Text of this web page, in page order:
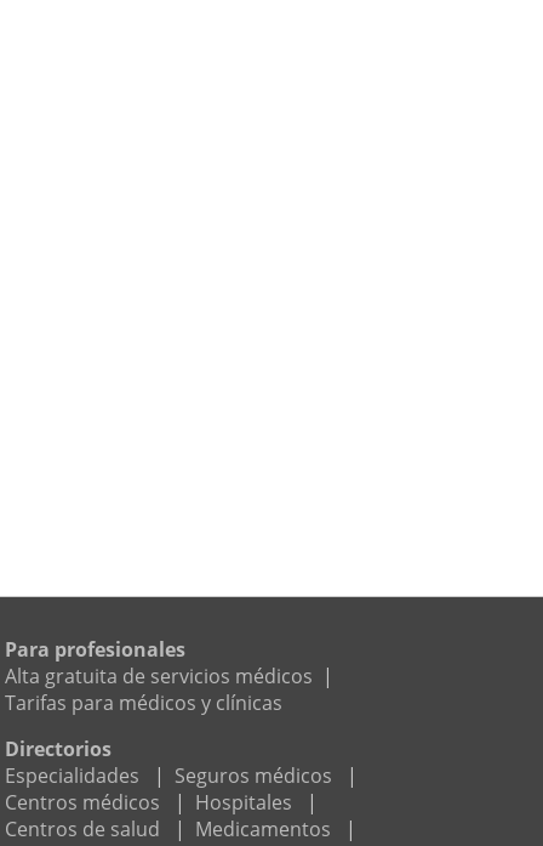
Para profesionales
Alta gratuita de servicios médicos |
Tarifas para médicos y clínicas
Directorios
Especialidades
| Seguros médicos
|
Centros médicos
| Hospitales
|
Centros de salud
| Medicamentos
|